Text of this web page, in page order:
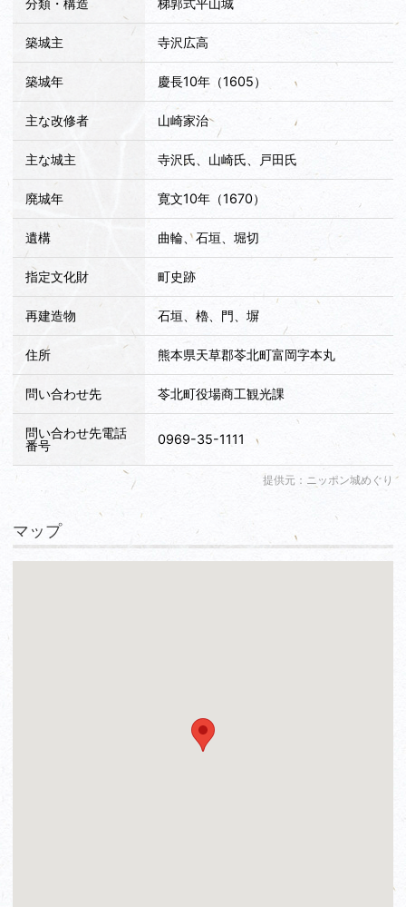
分類・構造 梯郭式平山城
築城主 寺沢広高
築城年 慶長10年（1605）
主な改修者 山崎家治
主な城主 寺沢氏、山崎氏、戸田氏
廃城年 寛文10年（1670）
遺構 曲輪、石垣、堀切
指定文化財 町史跡
再建造物 石垣、櫓、門、塀
住所 熊本県天草郡苓北町富岡字本丸
問い合わせ先 苓北町役場商工観光課
問い合わせ先電話
番号
0969-35-1111
提供元：ニッポン城めぐり
マップ